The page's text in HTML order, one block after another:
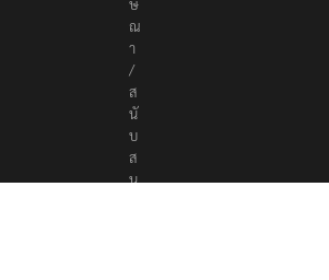
โ
ฆ
ษ
ณ
า
/
ส
นั
บ